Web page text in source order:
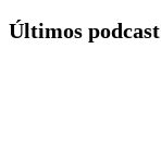
Últimos podcast